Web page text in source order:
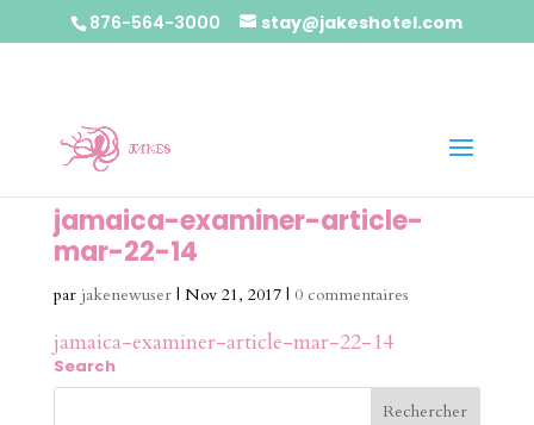
876-564-3000 stay@jakeshotel.com
jamaica-examiner-article-
mar-22-14
par jakenewuser| Nov 21, 2017| 0 commentaires
jamaica-examiner-article-mar-22-14
Search